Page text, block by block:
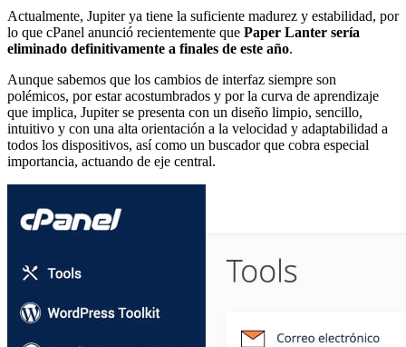
Actualmente, Jupiter ya tiene la suficiente madurez y estabilidad, por
lo que cPanel anunció recientemente que Paper Lanter sería
eliminado definitivamente a finales de este año.
Aunque sabemos que los cambios de interfaz siempre son
polémicos, por estar acostumbrados y por la curva de aprendizaje
que implica, Jupiter se presenta con un diseño limpio, sencillo,
intuitivo y con una alta orientación a la velocidad y adaptabilidad a
todos los dispositivos, así como un buscador que cobra especial
importancia, actuando de eje central.